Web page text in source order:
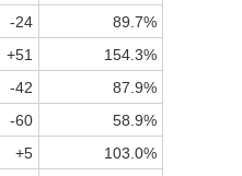
-24
89.7%
+51
154.3%
-42
87.9%
-60
58.9%
+5
103.0%